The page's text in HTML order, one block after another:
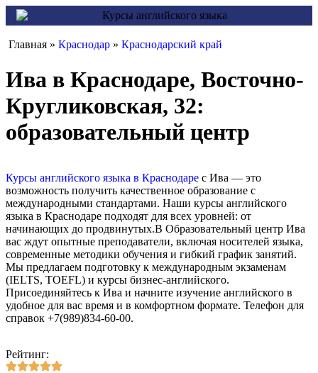
Главная » Краснодар » Краснодарский край
Ива в Краснодаре, Восточно-
Кругликовская, 32:
образовательный центр
Курсы английского языка в Краснодаре с Ива — это
возможность получить качественное образование с
международными стандартами. Наши курсы английского
языка в Краснодаре подходят для всех уровней: от
начинающих до продвинутых.В Образовательный центр Ива
вас ждут опытные преподаватели, включая носителей языка,
современные методики обучения и гибкий график занятий.
Мы предлагаем подготовку к международным экзаменам
(IELTS, TOEFL) и курсы бизнес-английского.
Присоединяйтесь к Ива и начните изучение английского в
удобное для вас время и в комфортном формате. Телефон для
справок +7(989)834-60-00.
Рейтинг: